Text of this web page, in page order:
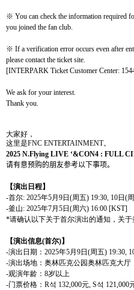
※ You can check the information required
you joined the fan club.
※ If a verification error occurs even after
please contact the ticket site.
[INTERPARK Ticket Customer Center:
We ask for your interest.
Thank you.
大家好，
这里是FNC ENTERTAINMENT。
2025 N.Flying LIVE ‘&CON4 : FULL
请有意预购的朋友参考以下事项。
【演出日程】
-首尔: 2025年5月 9日 (周五) 19:30, 10日 (
-釜山: 2025年7月 5日 (周六) 16:00 [KST]
*请确认 以下关于首尔演出的通知， 关于
【演出信息(首尔)】
-演出日期： 2025年5月 9日 (周五) 19:30,
-演出场地： 奥林匹克公园奥林匹克大厅
-观演年龄 ： 8岁 以上
-门票价格： R석 132,000元, S석 121,000